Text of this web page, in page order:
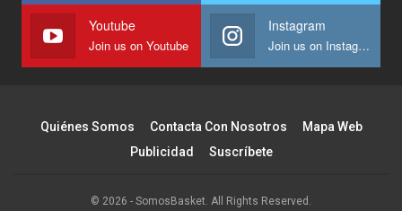
Youtube
Join us on Youtube
Instagram
Join us on Instagram
Quiénes Somos Contacta Con Nosotros
Mapa Web
Publicidad
Suscríbete
© 2026 - SomosBasket. All Rights Reserved.